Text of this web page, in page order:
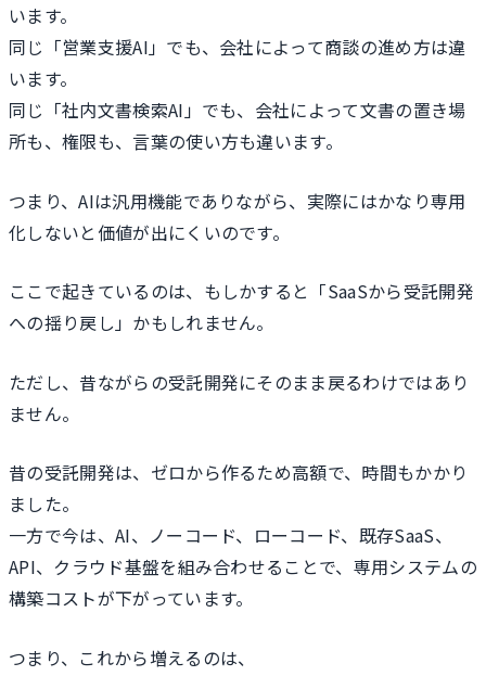
います。
同じ「営業支援AI」でも、会社によって商談の進め方は違
います。
同じ「社内文書検索AI」でも、会社によって文書の置き場
所も、権限も、言葉の使い方も違います。
つまり、AIは汎用機能でありながら、実際にはかなり専用
化しないと価値が出にくいのです。
ここで起きているのは、もしかすると「SaaSから受託開発
への揺り戻し」かもしれません。
ただし、昔ながらの受託開発にそのまま戻るわけではあり
ません。
昔の受託開発は、ゼロから作るため高額で、時間もかかり
ました。
一方で今は、AI、ノーコード、ローコード、既存SaaS、
API、クラウド基盤を組み合わせることで、専用システムの
構築コストが下がっています。
つまり、これから増えるのは、